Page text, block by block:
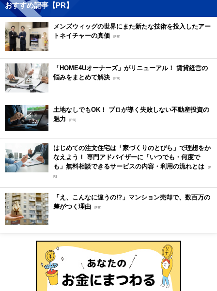
おすすめ記事【PR】
メンズウィッグの世界にまた新たな技術を投入したアー
トネイチャーの真価 [PR]
「HOME4Uオーナーズ」がリニューアル！ 賃貸経営の
悩みをまとめて解決 [PR]
土地なしでもOK！ プロが導く失敗しない不動産投資の
魅力
[PR]
はじめての注文住宅は「家づくりのとびら」で理想をか
なえよう！ 専門アドバイザーに「いつでも・何度で
も」無料相談できるサービスの内容・利用の流れとは [P
R]
「え、こんなに違うの!?」マンション売却で、数百万の
差がつく理由 [PR]